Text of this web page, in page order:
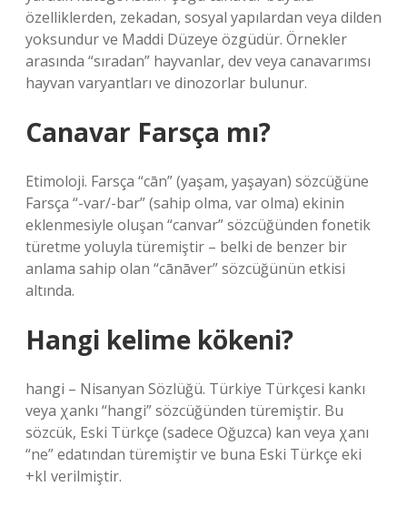
özelliklerden, zekadan, sosyal yapılardan veya dilden
yoksundur ve Maddi Düzeye özgüdür. Örnekler
arasında “sıradan” hayvanlar, dev veya canavarımsı
hayvan varyantları ve dinozorlar bulunur.
Canavar Farsça mı?
Etimoloji. Farsça “cān” (yaşam, yaşayan) sözcüğüne
Farsça “-var/-bar” (sahip olma, var olma) ekinin
eklenmesiyle oluşan “canvar” sözcüğünden fonetik
türetme yoluyla türemiştir – belki de benzer bir
anlama sahip olan “cānāver” sözcüğünün etkisi
altında.
Hangi kelime kökeni?
hangi – Nisanyan Sözlüğü. Türkiye Türkçesi kankı
veya χankı “hangi” sözcüğünden türemiştir. Bu
sözcük, Eski Türkçe (sadece Oğuzca) kan veya χanı
“ne” edatından türemiştir ve buna Eski Türkçe eki
+kI verilmiştir.